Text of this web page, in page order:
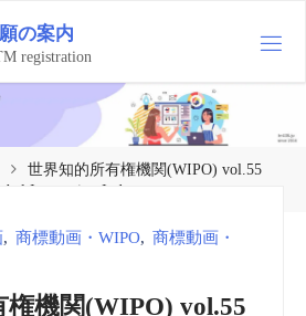
願の案内
registration
世界知的所有権機関(WIPO) vol.55
Innovation Index
, 商標動画・WIPO, 商標動画・
権機関(WIPO) vol.55